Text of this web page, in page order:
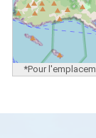
*Pour